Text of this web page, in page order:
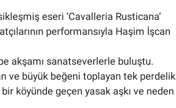
eseri ‘Cavalleria Rusticana’
performansıyla Haşim İşcan
akşamı sanatseverlerle buluştu.
ve büyük beğeni toplayan tek perdelik
bir köyünde geçen yasak aşkı ve neden